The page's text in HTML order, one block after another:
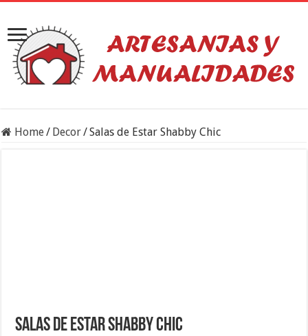
Home/ Decor/Salas de Estar Shabby Chic
Salas de Estar Shabby Chic